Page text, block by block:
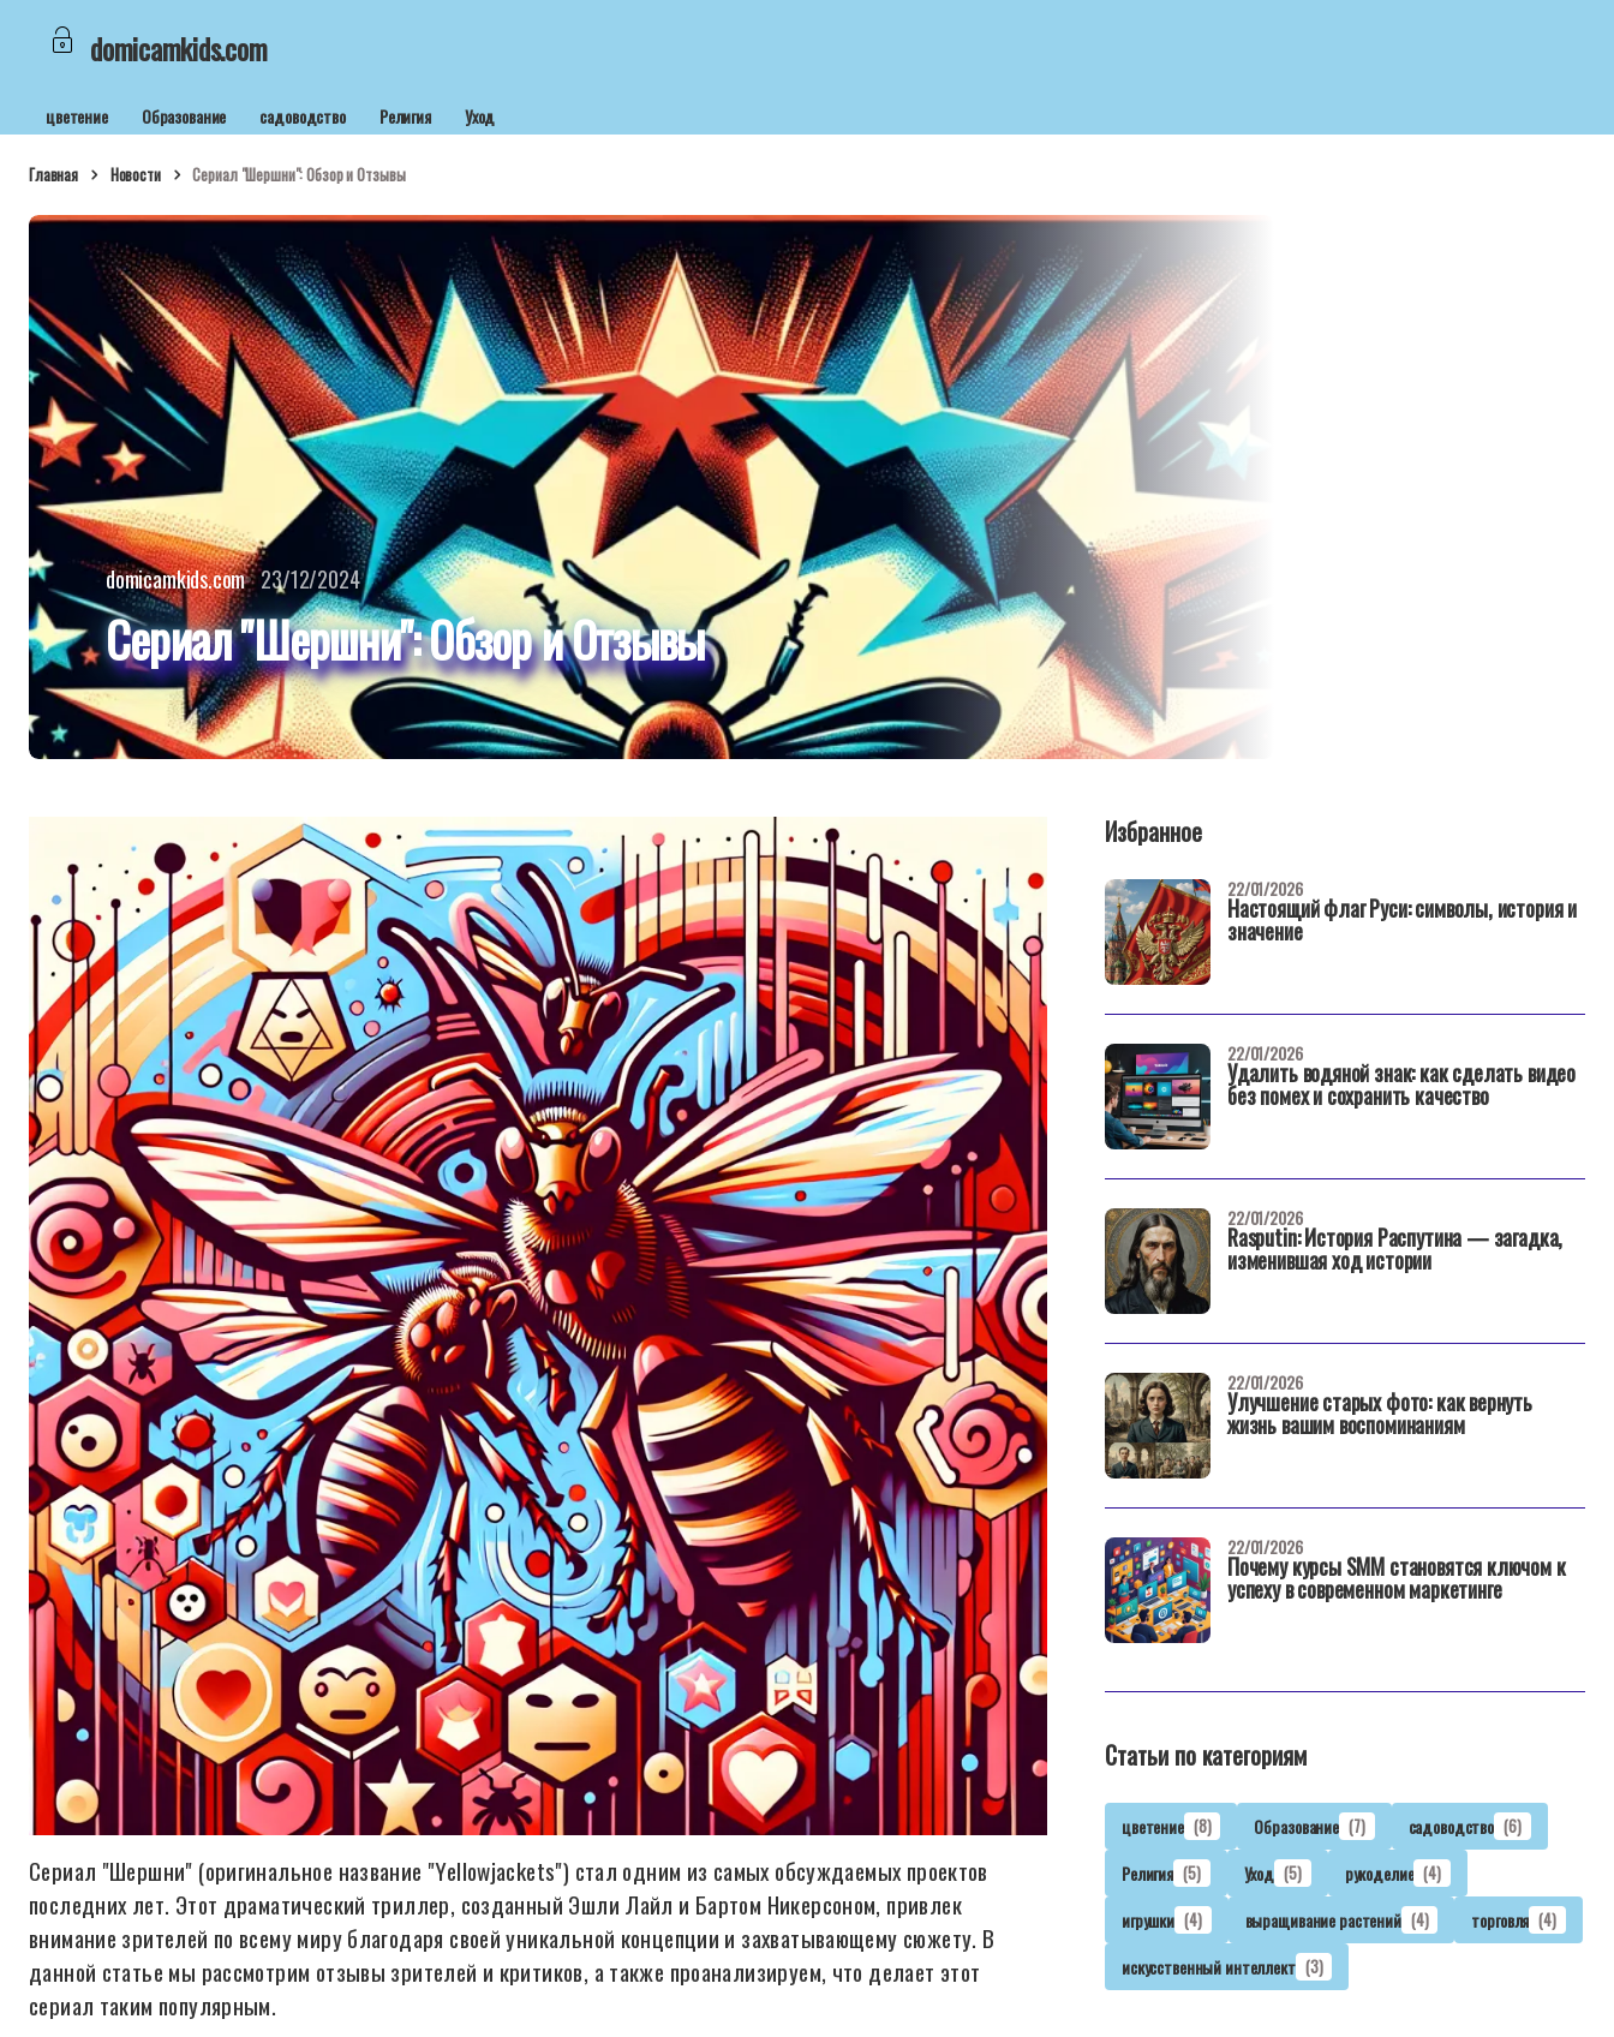
domicamkids.com
цветение Образование садоводство Религия Уход
Главная Новости Сериал "Шершни": Обзор и Отзывы
domicamkids.com 23/12/2024
Сериал "Шершни": Обзор и Отзывы
Сериал "Шершни" (оригинальное название "Yellowjackets") стал одним из самых обсуждаемых проектов
последних лет. Этот драматический триллер, созданный Эшли Лайл и Бартом Никерсоном, привлек
внимание зрителей по всему миру благодаря своей уникальной концепции и захватывающему сюжету. В
данной статье мы рассмотрим отзывы зрителей и критиков, а также проанализируем, что делает этот
сериал таким популярным.
Избранное
Настоящий флаг Руси: символы, история и
значение
22/01/2026
Удалить водяной знак: как сделать видео
без помех и сохранить качество
22/01/2026
Rasputin: История Распутина — загадка,
изменившая ход истории
22/01/2026
Улучшение старых фото: как вернуть
жизнь вашим воспоминаниям
22/01/2026
Почему курсы SMM становятся ключом к
успеху в современном маркетинге
22/01/2026
Статьи по категориям
цветение (8) Образование (7) садоводство (6)
Религия (5) Уход (5) рукоделие (4)
игрушки (4) выращивание растений (4) торговля (4)
искусственный интеллект (3)